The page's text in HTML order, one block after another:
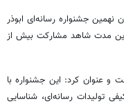
نهمین جشنواره رسانه‌ای ابوذر
خورد و طی این مدت شاهد مشارکت بیش از
و عنوان کرد: این جشنواره با
تولیدات رسانه‌ای، شناسایی